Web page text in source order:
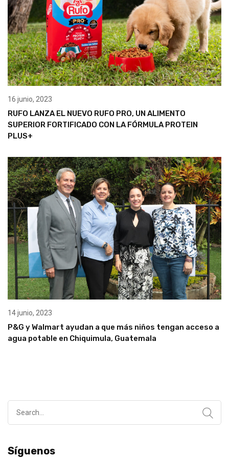
16 junio, 2023
RUFO LANZA EL NUEVO RUFO PRO, UN ALIMENTO
SUPERIOR FORTIFICADO CON LA FÓRMULA PROTEIN
PLUS+
14 junio, 2023
P&G y Walmart ayudan a que más niños tengan acceso a
agua potable en Chiquimula, Guatemala
Síguenos